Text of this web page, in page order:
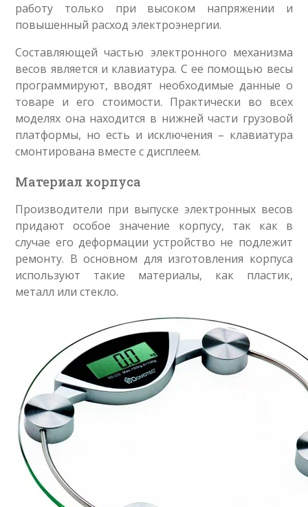
работу только при высоком напряжении и
повышенный расход электроэнергии.
Составляющей частью электронного механизма
весов является и клавиатура. С ее помощью весы
программируют, вводят необходимые данные о
товаре и его стоимости. Практически во всех
моделях она находится в нижней части грузовой
платформы, но есть и исключения – клавиатура
смонтирована вместе с дисплеем.
Материал корпуса
Производители при выпуске электронных весов
придают особое значение корпусу, так как в
случае его деформации устройство не подлежит
ремонту. В основном для изготовления корпуса
используют такие материалы, как пластик,
металл или стекло.